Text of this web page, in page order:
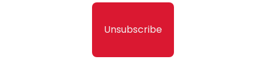
Unsubscribe